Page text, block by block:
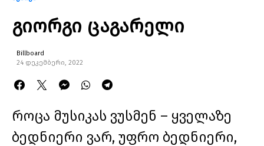
გიორგი ცაგარელი
Billboard
24 დეკემბერი, 2022
როცა მუსიკას ვუსმენ – ყველაზე
ბედნიერი ვარ, უფრო ბედნიერი,